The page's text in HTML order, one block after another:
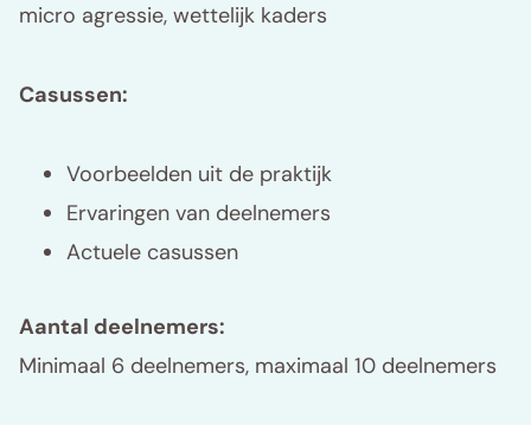
micro agressie, wettelijk kaders
Casussen:
Voorbeelden uit de praktijk
Ervaringen van deelnemers
Actuele casussen
Aantal deelnemers:
Minimaal 6 deelnemers, maximaal 10 deelnemers